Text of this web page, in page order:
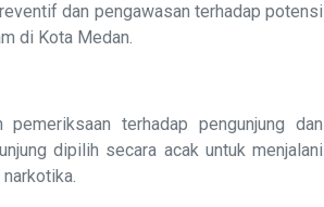
dan pengawasan terhadap potensi
di Kota Medan.
pemeriksaan terhadap pengunjung dan
dipilih secara acak untuk menjalani